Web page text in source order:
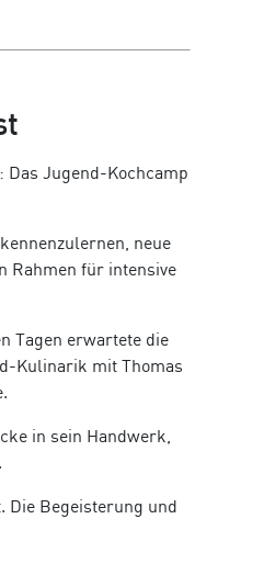
Jugend-Kochcamp
neue
Rahmen für intensive
Tagen erwartete die
Kulinarik mit Thomas
in sein Handwerk,
Die Begeisterung und